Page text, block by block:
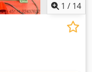
1 / 14